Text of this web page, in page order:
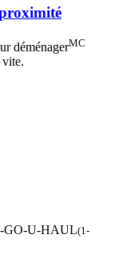
déménagerMC
vite.
GO-U-HAUL(1-